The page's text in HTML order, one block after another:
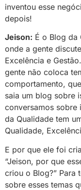
inventou esse
depois!
Jeison: É o Blog da
onde a gente
Excelência e
gente não coloca
comportamento,
saia um blog sobre
conversamos sobre
da Qualidade tem
Qualidade,
E por que ele foi
“Jeison, por que
criou o Blog?” Para
sobre esses temas